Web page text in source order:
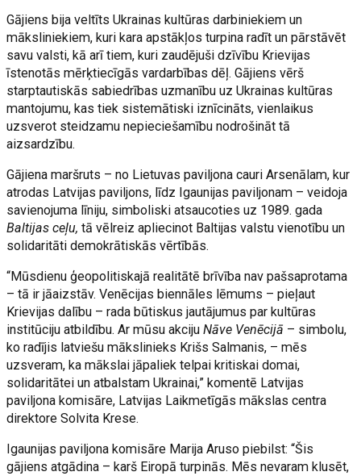
Gājiens bija veltīts Ukrainas kultūras darbiniekiem un
māksliniekiem, kuri kara apstākļos turpina radīt un pārstāvēt
savu valsti, kā arī tiem, kuri zaudējuši dzīvību Krievijas
īstenotās mērķtiecīgās vardarbības dēļ. Gājiens vērš
starptautiskās sabiedrības uzmanību uz Ukrainas kultūras
mantojumu, kas tiek sistemātiski iznīcināts, vienlaikus
uzsverot steidzamu nepieciešamību nodrošināt tā
aizsardzību.
Gājiena maršruts – no Lietuvas paviljona cauri Arsenālam, kur
atrodas Latvijas paviljons, līdz Igaunijas paviljonam – veidoja
savienojuma līniju, simboliski atsaucoties uz 1989. gada
Baltijas ceļu, tā vēlreiz apliecinot Baltijas valstu vienotību un
solidaritāti demokrātiskās vērtībās.
“Mūsdienu ģeopolitiskajā realitātē brīvība nav pašsaprotama
– tā ir jāaizstāv. Venēcijas biennāles lēmums – pieļaut
Krievijas dalību – rada būtiskus jautājumus par kultūras
institūciju atbildību. Ar mūsu akcijuNāve Venēcijā – simbolu,
ko radījis latviešu mākslinieks Krišs Salmanis, – mēs
uzsveram, ka mākslai jāpaliek telpai kritiskai domai,
solidaritātei un atbalstam Ukrainai,” komentē Latvijas
paviljona komisāre, Latvijas Laikmetīgās mākslas centra
direktore Solvita Krese.
Igaunijas paviljona komisāre Marija Aruso piebilst: “Šis
gājiens atgādina – karš Eiropā turpinās. Mēs nevaram klusēt,